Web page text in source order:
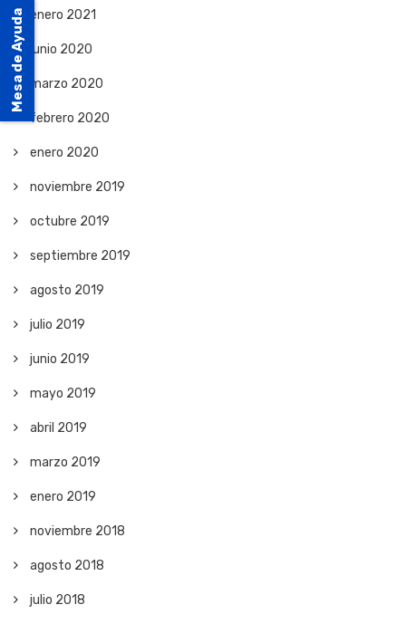
enero 2021
junio 2020
marzo 2020
febrero 2020
enero 2020
noviembre 2019
octubre 2019
septiembre 2019
agosto 2019
julio 2019
junio 2019
mayo 2019
abril 2019
marzo 2019
enero 2019
noviembre 2018
agosto 2018
julio 2018
Mesa de Ayuda